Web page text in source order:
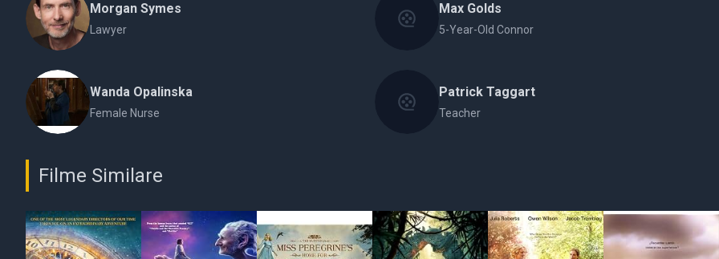
Morgan Symes
Lawyer
Max Golds
5-Year-Old Connor
Wanda Opalinska
Female Nurse
Patrick Taggart
Teacher
Filme Similare